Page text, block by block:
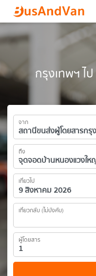
กรุงเทพฯ ไ
จาก
ถึง
เที่ยวไป
เที่ยวกลับ (ไม่บังคับ)
ผู้โดยสาร